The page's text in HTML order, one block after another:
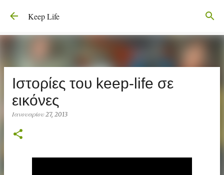
Μετάβαση στο κύριο περιεχόμενο
Keep Life
Ιστορίες του keep-life σε
εικόνες
Ιανουαρίου 27, 2013